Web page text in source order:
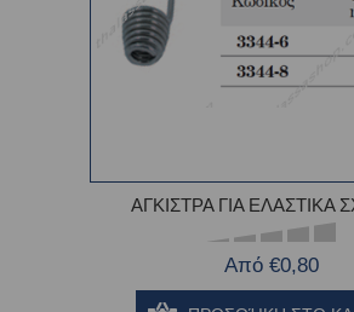
ΑΓΚΙΣΤΡΑ ΓΙΑ ΕΛΑΣΤΙΚΑ
Από €0,80